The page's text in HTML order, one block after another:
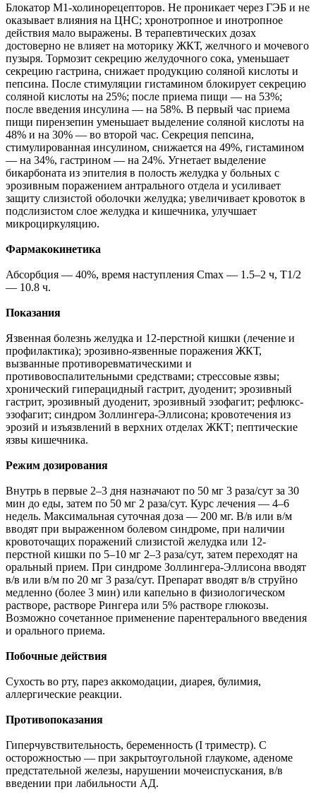
Блокатор М1-холинорецепторов. Не проникает через ГЭБ и не
оказывает влияния на ЦHC; хронотропное и инотропное
действия мало выражены. В терапевтических дозах
достоверно не влияет на моторику ЖКТ, желчного и мочевого
пузыря. Тормозит секрецию желудочного сока, уменьшает
секрецию гастрина, снижает продукцию соляной кислоты и
пепсина. После стимуляции гистамином блокирует секрецию
соляной кислоты на 25%; после приема пищи — на 53%;
после введения инсулина — на 58%. В первый час приема
пищи пирензепин уменьшает выделение соляной кислоты на
48% и на 30% — во второй час. Секреция пепсина,
стимулированная инсулином, снижается на 49%, гистамином
— на 34%, гастрином — на 24%. Угнетает выделение
бикарбоната из эпителия в полость желудка у больных с
эрозивным поражением антрального отдела и усиливает
защиту слизистой оболочки желудка; увеличивает кровоток в
подслизистом слое желудка и кишечника, улучшает
микроциркуляцию.
Фармакокинетика
Абсорбция — 40%, время наступления Сmax — 1.5–2 ч, Т1/2
— 10.8 ч.
Показания
Язвенная болезнь желудка и 12-перстной кишки (лечение и
профилактика); эрозивно-язвенные поражения ЖКТ,
вызванные противоревматическими и
противовоспалительными средствами; стрессовые язвы;
хронический гиперацидный гастрит, дуоденит; эрозивный
гастрит, эрозивный дуоденит, эрозивный эзофагит; рефлюкс-
эзофагит; синдром Золлингера-Эллисона; кровотечения из
эрозий и изъязвлений в верхних отделах ЖКТ; пептические
язвы кишечника.
Режим дозирования
Внутрь в первые 2–3 дня назначают по 50 мг 3 раза/сут за 30
мин до еды, затем по 50 мг 2 раза/сут. Курс лечения — 4–6
недель. Максимальная суточная доза — 200 мг. В/в или в/м
вводят при выраженном болевом синдроме, при наличии
кровоточащих поражений слизистой желудка или 12-
перстной кишки по 5–10 мг 2–3 раза/сут, затем переходят на
оральный прием. При синдроме Золлингера-Эллисона вводят
в/в или в/м по 20 мг 3 раза/сут. Препарат вводят в/в струйно
медленно (более 3 мин) или капельно в физиологическом
растворе, растворе Рингера или 5% растворе глюкозы.
Возможно сочетанное применение парентерального введения
и орального приема.
Побочные действия
Сухость во рту, парез аккомодации, диарея, булимия,
аллергические реакции.
Противопоказания
Гиперчувствительность, беременность (I триместр). С
осторожностью — при закрытоугольной глаукоме, аденоме
предстательной железы, нарушении мочеиспускания, в/в
введении при лабильности АД.